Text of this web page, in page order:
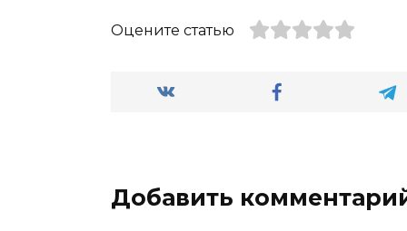
Оцените статью
Добавить